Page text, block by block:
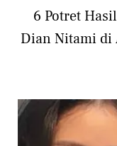
6 Potret
Dian Nitami di